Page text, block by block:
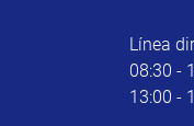
Línea
08:30 -
13:00 -